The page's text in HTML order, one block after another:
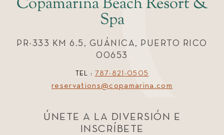
Spa
PR-333 KM 6.5, GUÁNICA, PUERTO RICO
00653
TEL : 787-821-0505
reservations@copamarina.com
ÚNETE A LA DIVERSIÓN E
INSCRÍBETE